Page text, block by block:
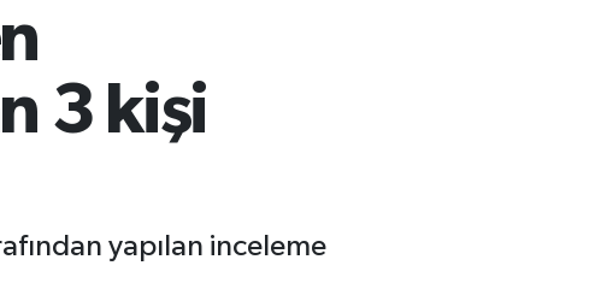
3 kişi
yapılan inceleme